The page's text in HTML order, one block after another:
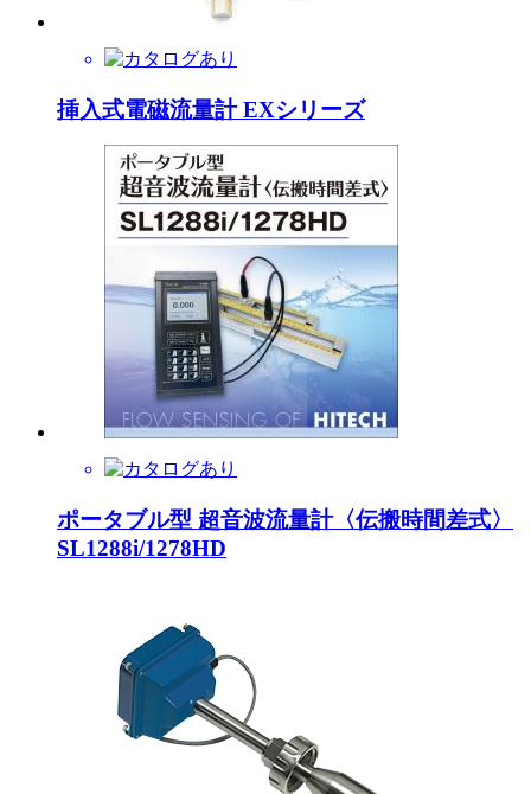
挿入式電磁流量計 EXシリーズ
ポータブル型 超音波流量計〈伝搬時間差式〉
SL1288i/1278HD